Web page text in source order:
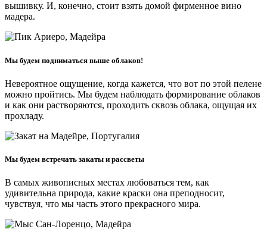
вышивку. И, конечно, стоит взять домой фирменное вино
мадера.
Мы будем подниматься выше облаков!
Невероятное ощущение, когда кажется, что вот по этой пелене
можно пройтись. Мы будем наблюдать формирование облаков
и как они растворяются, проходить сквозь облака, ощущая их
прохладу.
Мы будем встречать закаты и рассветы
В самых живописных местах любоваться тем, как
удивительна природа, какие краски она преподносит,
чувствуя, что мы часть этого прекрасного мира.